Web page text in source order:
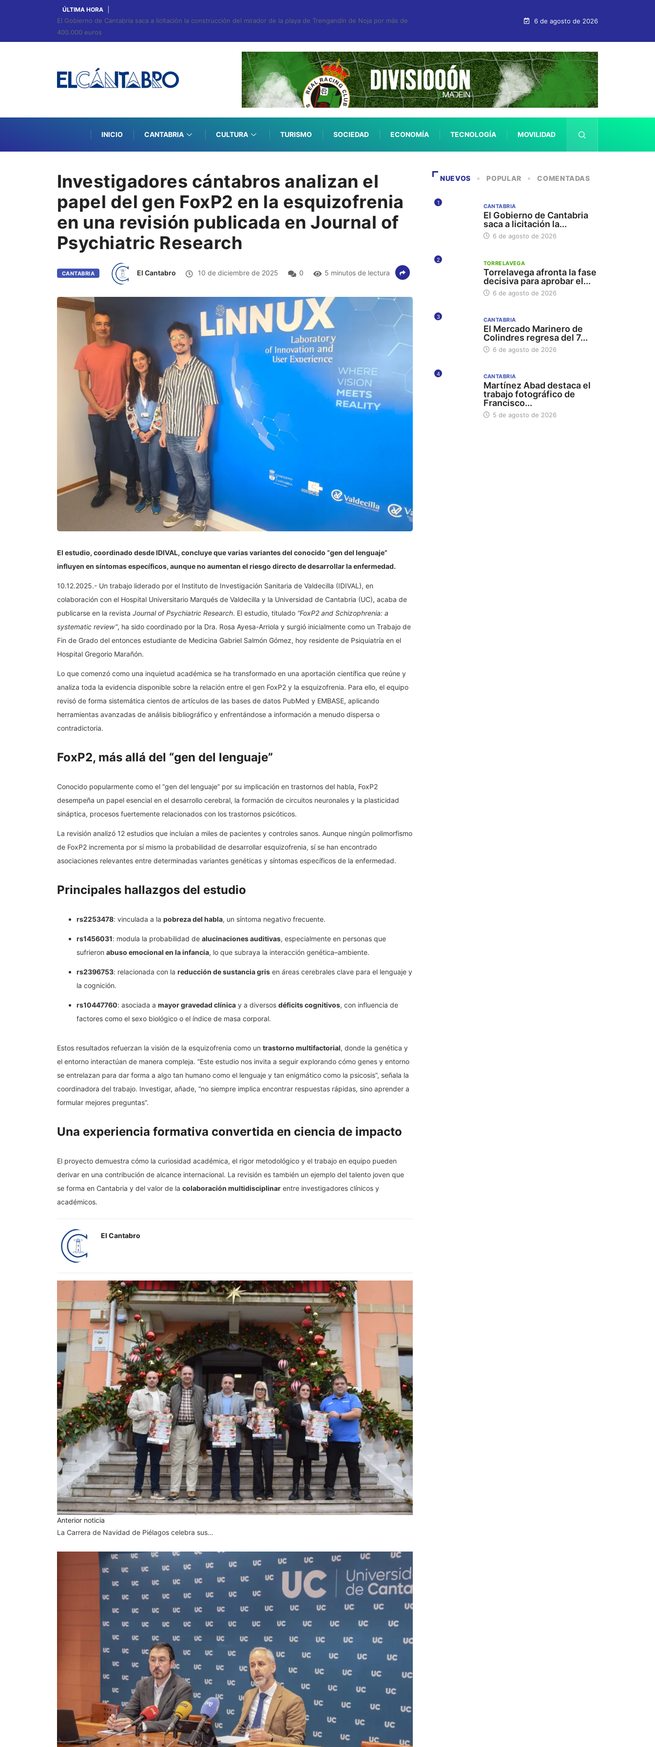
ÚLTIMA HORA
El Gobierno de Cantabria saca a licitación la construcción del mirador de la playa de Trengandín de Noja por más de
400.000 euros
6 de agosto de 2026
INICIO CANTABRIA CULTURA TURISMO SOCIEDAD ECONOMÍA TECNOLOGÍA MOVILIDAD
Investigadores cántabros analizan el
papel del gen FoxP2 en la esquizofrenia
en una revisión publicada en Journal of
Psychiatric Research
CANTABRIA El Cantabro 10 de diciembre de 2025 0 5 minutos de lectura
El estudio, coordinado desde IDIVAL, concluye que varias variantes del conocido “gen del lenguaje”
influyen en síntomas específicos, aunque no aumentan el riesgo directo de desarrollar la enfermedad.
10.12.2025.- Un trabajo liderado por el Instituto de Investigación Sanitaria de Valdecilla (IDIVAL), en
colaboración con el Hospital Universitario Marqués de Valdecilla y la Universidad de Cantabria (UC), acaba de
publicarse en la revista Journal of Psychiatric Research. El estudio, titulado “FoxP2 and Schizophrenia: a
systematic review”, ha sido coordinado por la Dra. Rosa Ayesa-Arriola y surgió inicialmente como un Trabajo de
Fin de Grado del entonces estudiante de Medicina Gabriel Salmón Gómez, hoy residente de Psiquiatría en el
Hospital Gregorio Marañón.
Lo que comenzó como una inquietud académica se ha transformado en una aportación científica que reúne y
analiza toda la evidencia disponible sobre la relación entre el gen FoxP2 y la esquizofrenia. Para ello, el equipo
revisó de forma sistemática cientos de artículos de las bases de datos PubMed y EMBASE, aplicando
herramientas avanzadas de análisis bibliográfico y enfrentándose a información a menudo dispersa o
contradictoria.
FoxP2, más allá del “gen del lenguaje”
Conocido popularmente como el “gen del lenguaje” por su implicación en trastornos del habla, FoxP2
desempeña un papel esencial en el desarrollo cerebral, la formación de circuitos neuronales y la plasticidad
sináptica, procesos fuertemente relacionados con los trastornos psicóticos.
La revisión analizó 12 estudios que incluían a miles de pacientes y controles sanos. Aunque ningún polimorfismo
de FoxP2 incrementa por sí mismo la probabilidad de desarrollar esquizofrenia, sí se han encontrado
asociaciones relevantes entre determinadas variantes genéticas y síntomas específicos de la enfermedad.
Principales hallazgos del estudio
rs2253478: vinculada a la pobreza del habla, un síntoma negativo frecuente.
rs1456031: modula la probabilidad de alucinaciones auditivas, especialmente en personas que
sufrieron abuso emocional en la infancia, lo que subraya la interacción genética–ambiente.
rs2396753: relacionada con la reducción de sustancia gris en áreas cerebrales clave para el lenguaje y
la cognición.
rs10447760: asociada a mayor gravedad clínica y a diversos déficits cognitivos, con influencia de
factores como el sexo biológico o el índice de masa corporal.
Estos resultados refuerzan la visión de la esquizofrenia como un trastorno multifactorial, donde la genética y
el entorno interactúan de manera compleja. “Este estudio nos invita a seguir explorando cómo genes y entorno
se entrelazan para dar forma a algo tan humano como el lenguaje y tan enigmático como la psicosis”, señala la
coordinadora del trabajo. Investigar, añade, “no siempre implica encontrar respuestas rápidas, sino aprender a
formular mejores preguntas”.
Una experiencia formativa convertida en ciencia de impacto
El proyecto demuestra cómo la curiosidad académica, el rigor metodológico y el trabajo en equipo pueden
derivar en una contribución de alcance internacional. La revisión es también un ejemplo del talento joven que
se forma en Cantabria y del valor de la colaboración multidisciplinar entre investigadores clínicos y
académicos.
El Cantabro
Anterior noticia
La Carrera de Navidad de Piélagos celebra sus…
NUEVOS POPULAR COMENTADAS
1 CANTABRIA
El Gobierno de Cantabria
saca a licitación la...
6 de agosto de 2026
2 TORRELAVEGA
Torrelavega afronta la fase
decisiva para aprobar el...
6 de agosto de 2026
3 CANTABRIA
El Mercado Marinero de
Colindres regresa del 7...
6 de agosto de 2026
4 CANTABRIA
Martínez Abad destaca el
trabajo fotográfico de
Francisco...
5 de agosto de 2026